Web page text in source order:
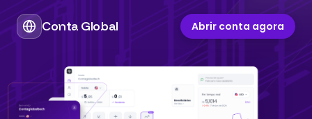
Conta Global Abrir conta agora